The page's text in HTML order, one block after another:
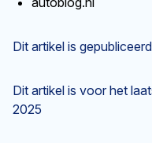
Dit artikel is
Dit artikel is voor het
2025